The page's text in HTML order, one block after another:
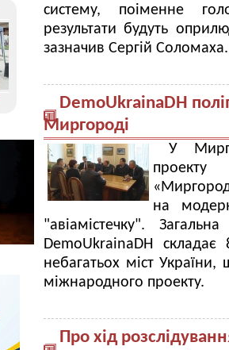
систему, поіменне
результати будуть
зазначив Сергій Соломаха.
DemoUkrainaDH
Миргороді
У
на
"авіамістечку".
DemoUkrainaDH
небагатьох міст
міжнародного проекту.
Про хід